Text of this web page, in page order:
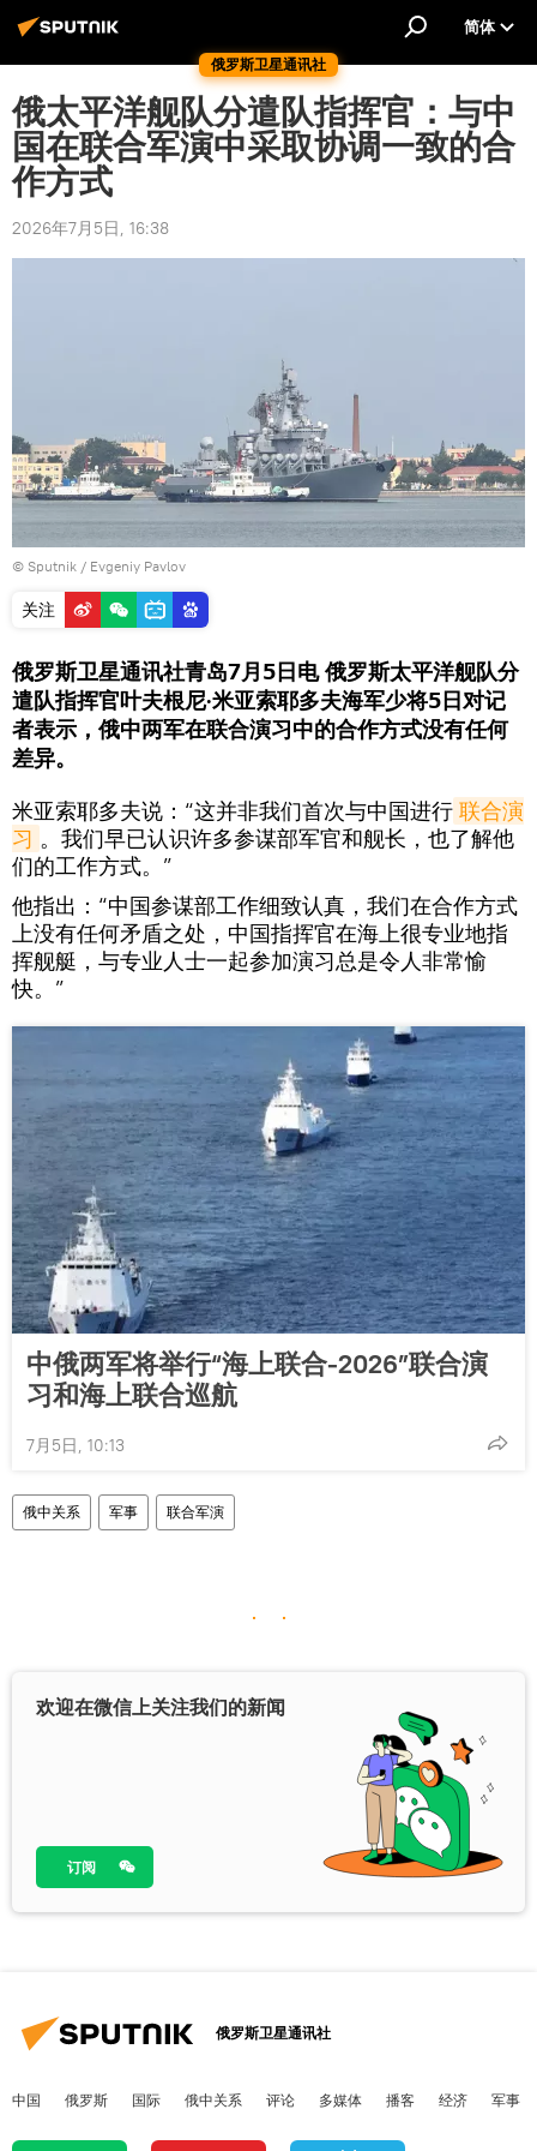
俄罗斯卫星通讯社
简体
俄太平洋舰队分遣队指挥官：与中
国在联合军演中采取协调一致的合
作方式
2026年7月5日, 16:38
© Sputnik / Evgeniy Pavlov
关注
俄罗斯卫星通讯社青岛7月5日电 俄罗斯太平洋舰队分
遣队指挥官叶夫根尼·米亚索耶多夫海军少将5日对记
者表示，俄中两军在联合演习中的合作方式没有任何
差异。
米亚索耶多夫说：“这并非我们首次与中国进行 联合演
习 。我们早已认识许多参谋部军官和舰长，也了解他
们的工作方式。”
他指出：“中国参谋部工作细致认真，我们在合作方式
上没有任何矛盾之处，中国指挥官在海上很专业地指
挥舰艇，与专业人士一起参加演习总是令人非常愉
快。”
中俄两军将举行“海上联合-2026”联合演
习和海上联合巡航
7月5日, 10:13
俄中关系 军事 联合军演
欢迎在微信上关注我们的新闻
订阅
俄罗斯卫星通讯社
中国 俄罗斯 国际 俄中关系 评论 多媒体 播客 经济 军事